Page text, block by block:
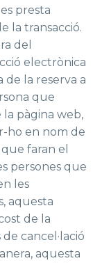
presta
la transacció.
del
electrònica
de la reserva a
que
la pàgina web,
ho en nom de
faran el
persones que
les
aquesta
de la
cancel·lació
aquesta